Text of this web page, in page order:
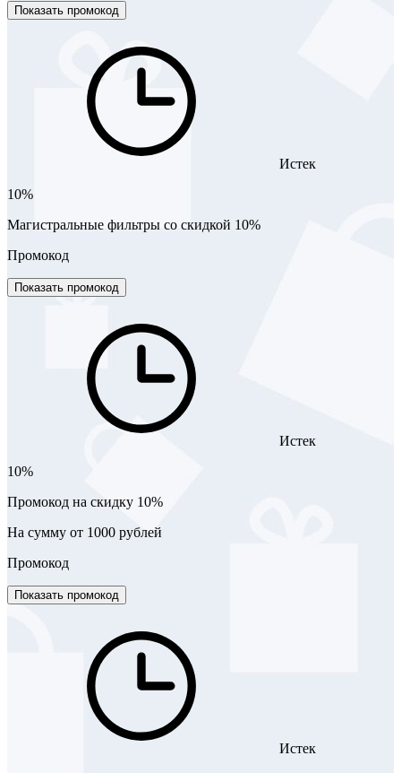
Показать промокод
Истек
10%
Магистральные фильтры со скидкой 10%
Промокод
Показать промокод
Истек
10%
Промокод на скидку 10%
На сумму от 1000 рублей
Промокод
Показать промокод
Истек